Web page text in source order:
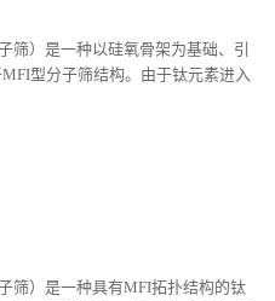
筛）是一种以硅氧骨架为基础、引
型分子筛结构。由于钛元素进入
筛）是一种具有MFI拓扑结构的钛